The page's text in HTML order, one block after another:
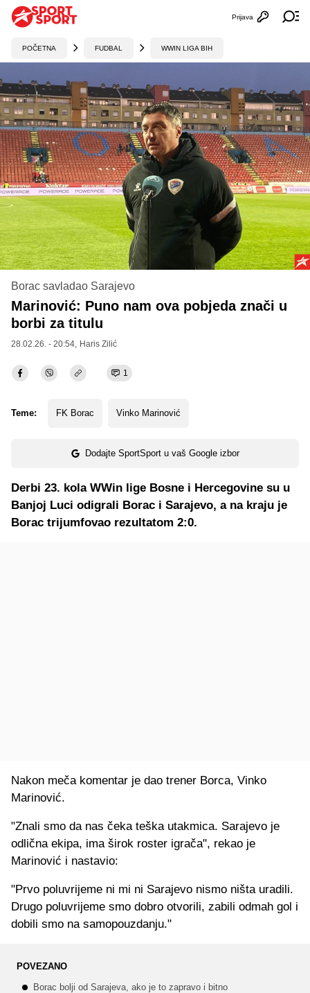
Otvori
Prijava
POČETNA FUDBAL WWIN LIGA BIH
Borac savladao Sarajevo
Marinović: Puno nam ova pobjeda znači u
borbi za titulu
28.02.26. - 20:54, Haris Zilić
1
Teme: FK Borac Vinko Marinović
Dodajte SportSport u vaš Google izbor
Derbi 23. kola WWin lige Bosne i Hercegovine su u
Banjoj Luci odigrali Borac i Sarajevo, a na kraju je
Borac trijumfovao rezultatom 2:0.
Nakon meča komentar je dao trener Borca, Vinko
Marinović.
"Znali smo da nas čeka teška utakmica. Sarajevo je
odlična ekipa, ima širok roster igrača", rekao je
Marinović i nastavio:
"Prvo poluvrijeme ni mi ni Sarajevo nismo ništa uradili.
Drugo poluvrijeme smo dobro otvorili, zabili odmah gol i
dobili smo na samopouzdanju."
POVEZANO
Borac bolji od Sarajeva, ako je to zapravo i bitno